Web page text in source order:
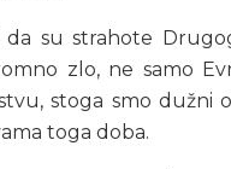
da su strahote
zlo, ne samo
stoga smo dužni
toga doba.